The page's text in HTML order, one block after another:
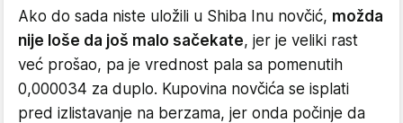
Ako do sada niste uložili u Shiba Inu novčić, možda
nije loše da još malo sačekate, jer je veliki rast
već prošao, pa je vrednost pala sa pomenutih
0,000034 za duplo. Kupovina novčića se isplati
pred izlistavanje na berzama, jer onda počinje da